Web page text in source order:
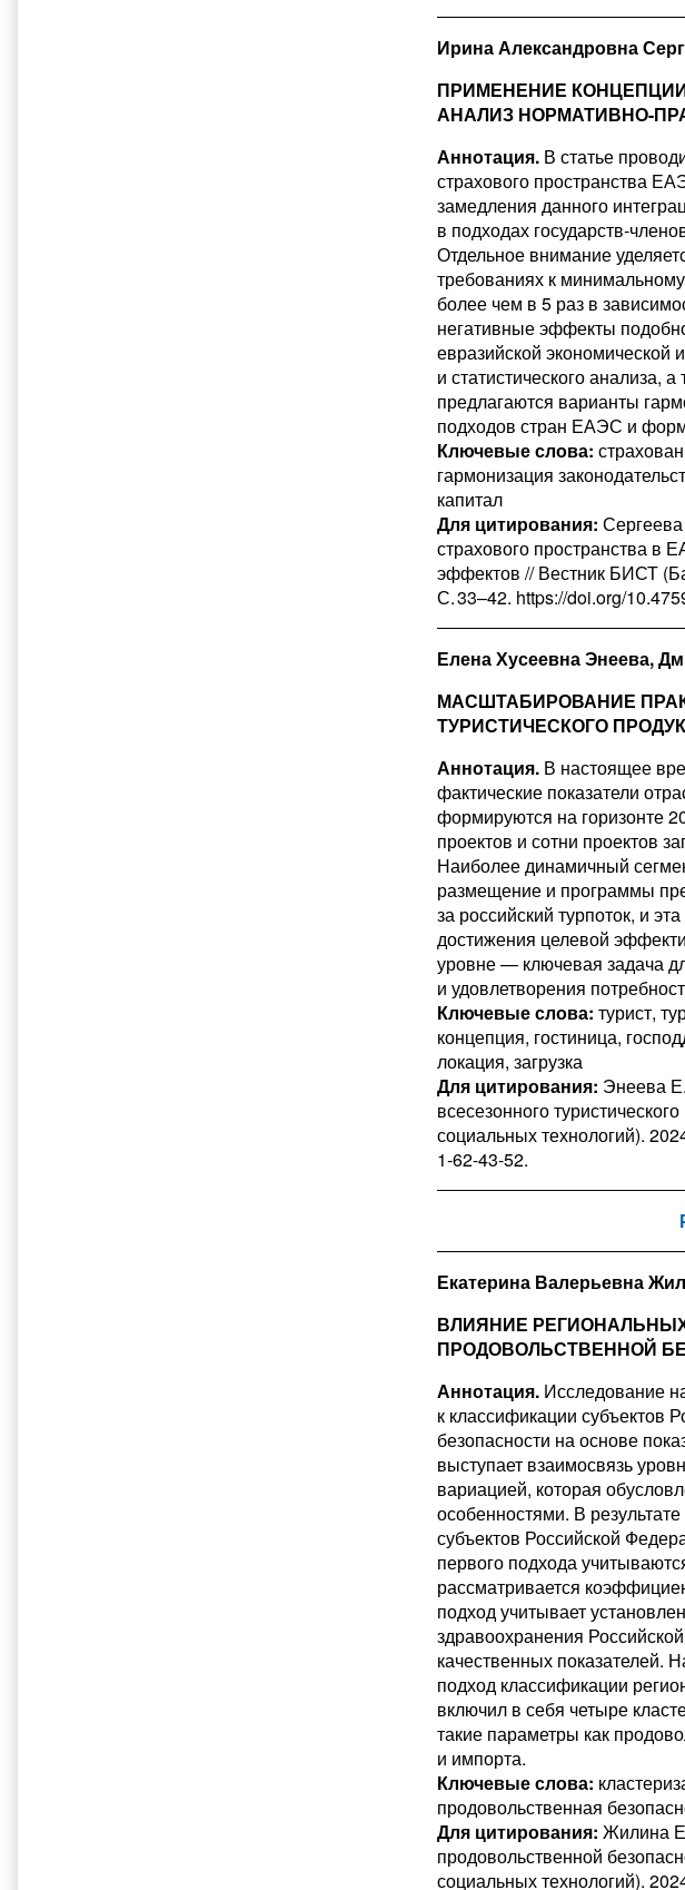
Ирина Александровна
ПРИМЕНЕНИЕ
АНАЛИЗ НОРМАТИВНО-
Аннотация.В статье
страхового пространства
замедления данного
в подходах государств-
Отдельное внимание
требованиях к
более чем в 5 раз в
негативные эффекты
евразийской экономической
и статистического анализа,
предлагаются варианты
подходов стран ЕАЭС и
Ключевые слова:
гармонизация
капитал
Для цитирования:
страхового пространства в
эффектов // Вестник БИСТ
С. 33–42. https://doi.org/
Елена Хусеевна Энеева,
МАСШТАБИРОВАНИЕ
ТУРИСТИЧЕСКОГО
Аннотация.В настоящее
фактические показатели
формируются на горизонте
проектов и сотни проектов
Наиболее динамичный
размещение и программы
за российский турпоток, и
достижения целевой
уровне — ключевая задача
и удовлетворения
Ключевые слова: турист,
концепция, гостиница,
локация, загрузка
Для цитирования: Энеева
всесезонного
социальных технологий).
1-62-43-52.
Екатерина Валерьевна
ВЛИЯНИЕ
ПРОДОВОЛЬСТВЕННОЙ
Аннотация.Исследование
к классификации субъектов
безопасности на основе
выступает взаимосвязь
вариацией, которая
особенностями. В
субъектов Российской
первого подхода
рассматривается
подход учитывает
здравоохранения
качественных показателей.
подход классификации
включил в себя четыре
такие параметры как
и импорта.
Ключевые слова:
продовольственная
Для цитирования: Жилина
продовольственной
социальных технологий).